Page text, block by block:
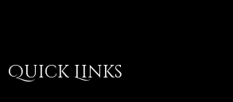
Quick Links